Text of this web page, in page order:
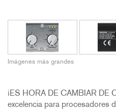
Imágenes más grandes
¡ES HORA DE CAMBIAR DE
excelencia para procesadores